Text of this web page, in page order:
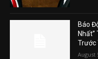
Báo
Nhất”
Trước
August